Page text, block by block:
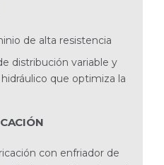
de alta resistencia
distribución variable y
que optimiza la
con enfriador de